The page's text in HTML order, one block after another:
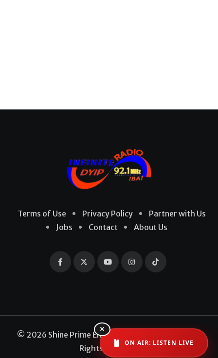
Terms of Use Privacy Policy
Partner with Us
Jobs
Contact About Us
© 2026 Shine Prime Entertainment Production. All
Rights Reserved
×
ON AIR: LISTEN LIVE